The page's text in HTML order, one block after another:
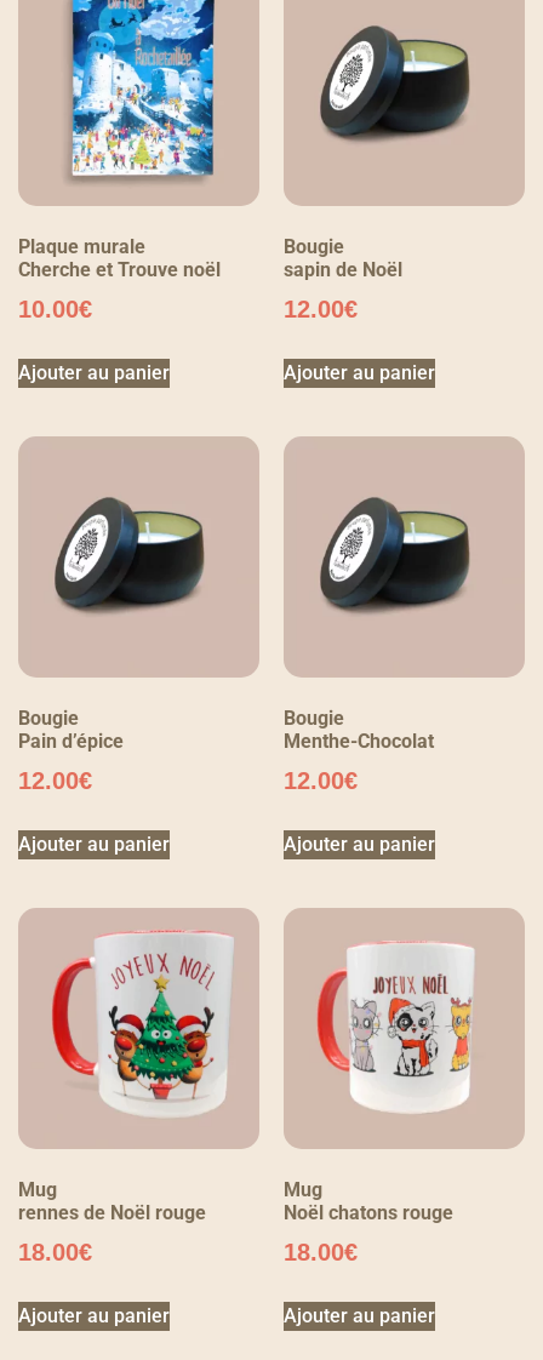
Plaque murale
Cherche et Trouve noël
10.00€
Ajouter au panier
Bougie
sapin de Noël
12.00€
Ajouter au panier
Bougie
Pain d’épice
12.00€
Ajouter au panier
Bougie
Menthe-Chocolat
12.00€
Ajouter au panier
Mug
rennes de Noël rouge
18.00€
Ajouter au panier
Mug
Noël chatons rouge
18.00€
Ajouter au panier